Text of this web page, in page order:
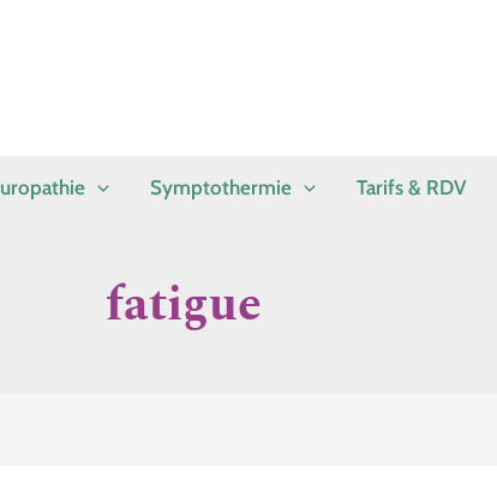
Symptothermie Tarifs & RDV
fatigue